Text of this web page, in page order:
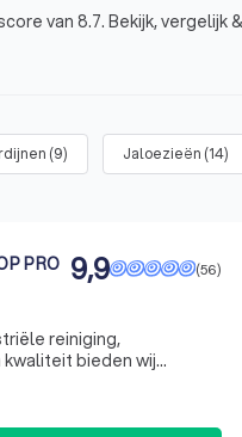
van 8.7. Bekijk, vergelijk &
(9) Jaloezieën (14)
PRO (56)
9,9
reiniging,
bieden wij
horeca,